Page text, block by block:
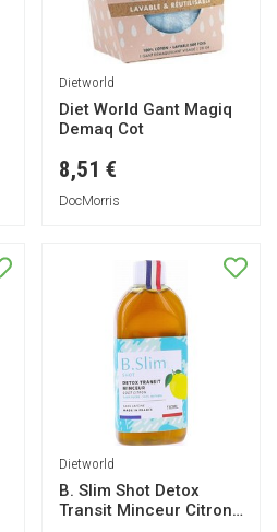
Dietworld
Diet World Gant Magiq
Demaq Cot
8,51 €
DocMorris
Dietworld
B. Slim Shot Detox
Transit Minceur Citron